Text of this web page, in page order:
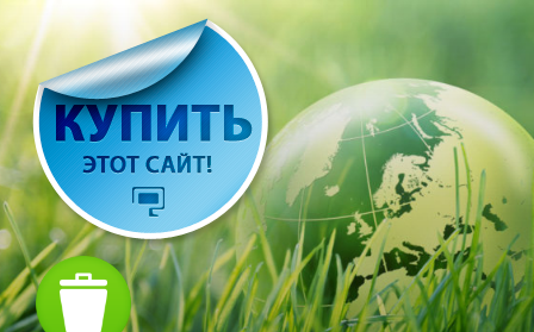
Перейти
содержимому